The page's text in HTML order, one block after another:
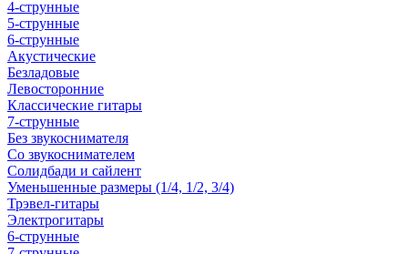
4-струнные
5-струнные
6-струнные
Акустические
Безладовые
Левосторонние
Классические гитары
7-струнные
Без звукоснимателя
Со звукоснимателем
Солидбади и сайлент
Уменьшенные размеры (1/4, 1/2, 3/4)
Трэвел-гитары
Электрогитары
6-струнные